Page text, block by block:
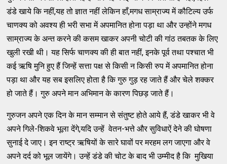
डंडे खाये कि नहीं,यह तो ज्ञात नहीं लेकिन हाँ,मगध साम्राज्य में कौटिल्य उर्फ
चाणक्य को अवश्य ही भरी सभा में अपमानित होना पड़ा था और उन्होंने मगध
साम्राज्य के अन्त करने की कसम खाकर अपनी चोटी की गांठ तबतक के लिए
खुली रखी थी। यह सिर्फ चाणक्य की ही बात नहीं, इनके पूर्व तथा पश्चात भी
कई ऋषि मुनि हुए हैं जिन्हें सत्ता पक्ष से किसी न किसी रुप में अपमानित होना
पड़ा था और यह सब इसलिए होता है कि गुरु गुड़ रह जाते हैं और चेले शक्कर
हो जाते हैं। गुरु अपने मान अभिमान के कारण पिछड़ जाते हैं।
गुरुजन अपने एक दिन के मान सम्मान से संतुष्ट होते आये हैं, डंडे खाकर भी वे
अपने गिले-शिकवे भूला देंगे,यदि उन्हें वेतन-भत्ते और सुविधाऐं देने की घोषणा
सुनाई दे जाए। इन राष्ट्र ऋषियों के सारे घावों पर मरहम लग जाएगा और वे
अपने दर्द को भूल जायेंगे। उन्हें डंडे की चोट के बाद भी उम्मीद है कि मुखिया